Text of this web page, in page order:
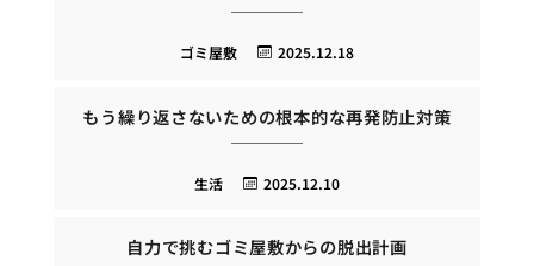
2025.12.18
ゴミ屋敷
もう繰り返さないための根本的な再発防止対策
2025.12.10
生活
自力で挑むゴミ屋敷からの脱出計画